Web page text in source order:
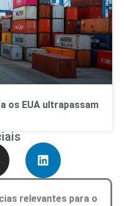
os EUA ultrapassam
relevantes para o